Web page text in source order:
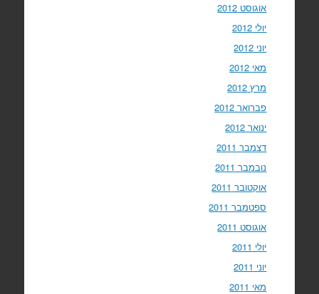
אוגוסט 2012
יולי 2012
יוני 2012
מאי 2012
מרץ 2012
פברואר 2012
ינואר 2012
דצמבר 2011
נובמבר 2011
אוקטובר 2011
ספטמבר 2011
אוגוסט 2011
יולי 2011
יוני 2011
מאי 2011